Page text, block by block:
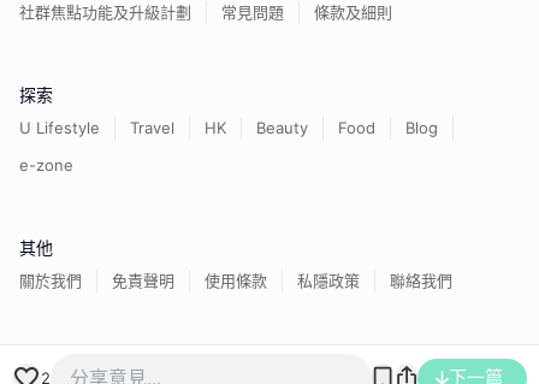
2 下一篇
社群焦點功能及升級計劃
常見問題 條款及細則
探索
U Lifestyle Travel HK Beauty Food
Blog
e-zone
其他
關於我們 免責聲明 使用條款 私隱政策 聯絡我們
香港經濟日報版權所有©